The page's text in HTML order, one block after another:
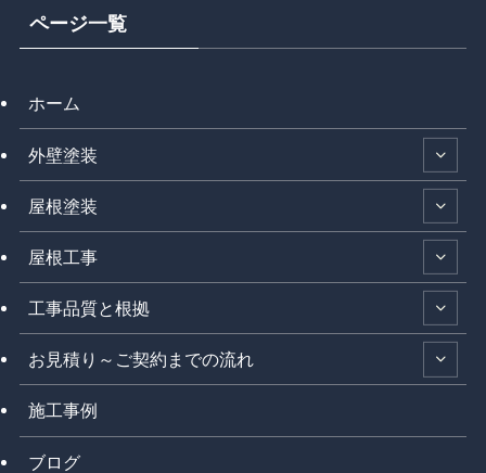
ページ一覧
ホーム
外壁塗装
屋根塗装
屋根工事
工事品質と根拠
お見積り～ご契約までの流れ
施工事例
ブログ